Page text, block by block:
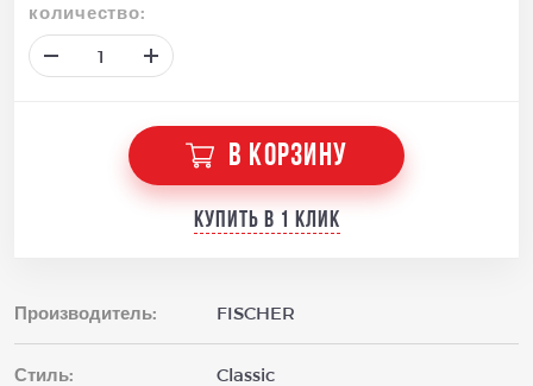
количество:
В КОРЗИНУ
Купить в 1 клик
Производитель: FISCHER
Стиль: Classic